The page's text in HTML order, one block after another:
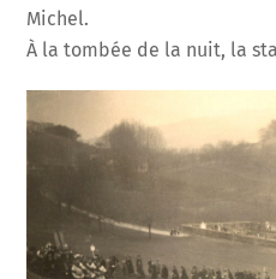
Michel.
À la tombée de la nuit, la